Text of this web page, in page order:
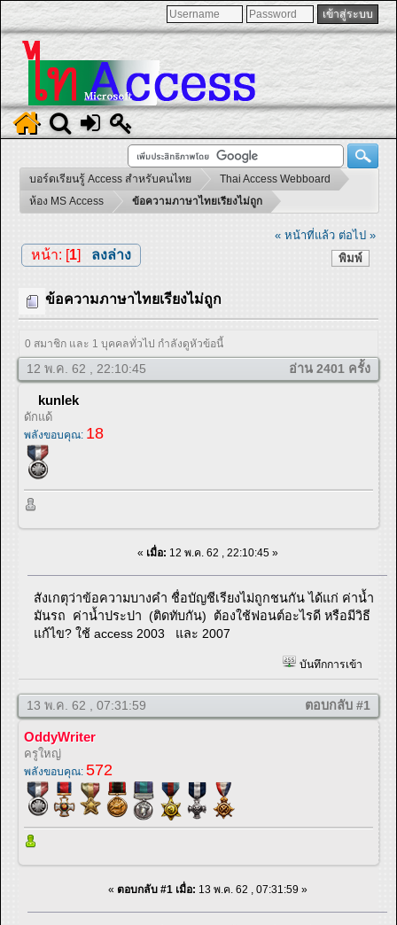
บอร์ดเรียนรู้ Access สำหรับคนไทย
Thai Access Webboard
ห้อง MS Access
ข้อความภาษาไทยเรียงไม่ถูก
« หน้าที่แล้ว ต่อไป »
พิมพ์
หน้า: [1] ลงล่าง
ข้อความภาษาไทยเรียงไม่ถูก
0 สมาชิก และ 1 บุคคลทั่วไป กำลังดูหัวข้อนี้
12 พ.ค. 62 , 22:10:45 อ่าน 2401 ครั้ง
kunlek
ดักแด้
พลังขอบคุณ: 18
« เมื่อ: 12 พ.ค. 62 , 22:10:45 »
สังเกตุว่าข้อความบางคำ ชื่อบัญชีเรียงไม่ถูกชนกัน ได้แก่ ค่าน้ำ
มันรถ ค่าน้ำประปา (ติดทับกัน) ต้องใช้ฟอนต์อะไรดี หรือมีวิธี
แก้ไข? ใช้ access 2003 และ 2007
บันทึกการเข้า
13 พ.ค. 62 , 07:31:59 ตอบกลับ #1
OddyWriter
ครูใหญ่
พลังขอบคุณ: 572
« ตอบกลับ #1 เมื่อ: 13 พ.ค. 62 , 07:31:59 »